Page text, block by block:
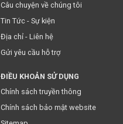
Câu chuyện về chúng tôi
Tin Tức - Sự kiện
Địa chỉ - Liên hệ
Gửi yêu cầu hỗ trợ
ĐIỀU KHOẢN SỬ DỤNG
Chính sách truyền thông
Chính sách bảo mật website